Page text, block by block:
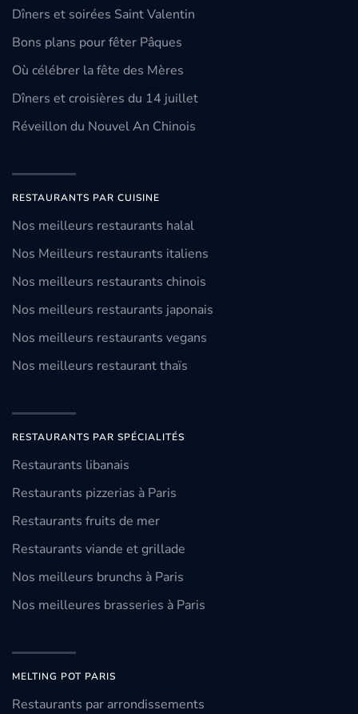
Dîners et soirées Saint Valentin
Bons plans pour fêter Pâques
Où célébrer la fête des Mères
Dîners et croisières du 14 juillet
Réveillon du Nouvel An Chinois
RESTAURANTS PAR CUISINE
Nos meilleurs restaurants halal
Nos Meilleurs restaurants italiens
Nos meilleurs restaurants chinois
Nos meilleurs restaurants japonais
Nos meilleurs restaurants vegans
Nos meilleurs restaurant thaïs
RESTAURANTS PAR SPÉCIALITÉS
Restaurants libanais
Restaurants pizzerias à Paris
Restaurants fruits de mer
Restaurants viande et grillade
Nos meilleurs brunchs à Paris
Nos meilleures brasseries à Paris
MELTING POT PARIS
Restaurants par arrondissements